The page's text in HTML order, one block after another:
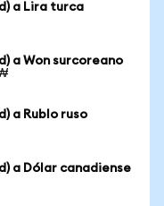
a Lira turca
a Won surcoreano
a Rublo ruso
a Dólar canadiense